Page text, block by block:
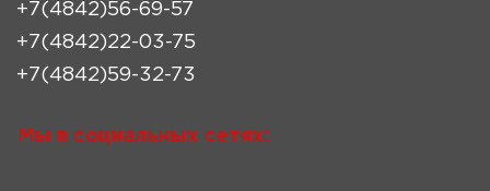
+7(4842)56-69-57
+7(4842)22-03-75
+7(4842)59-32-73
Мы в социальных сетях: